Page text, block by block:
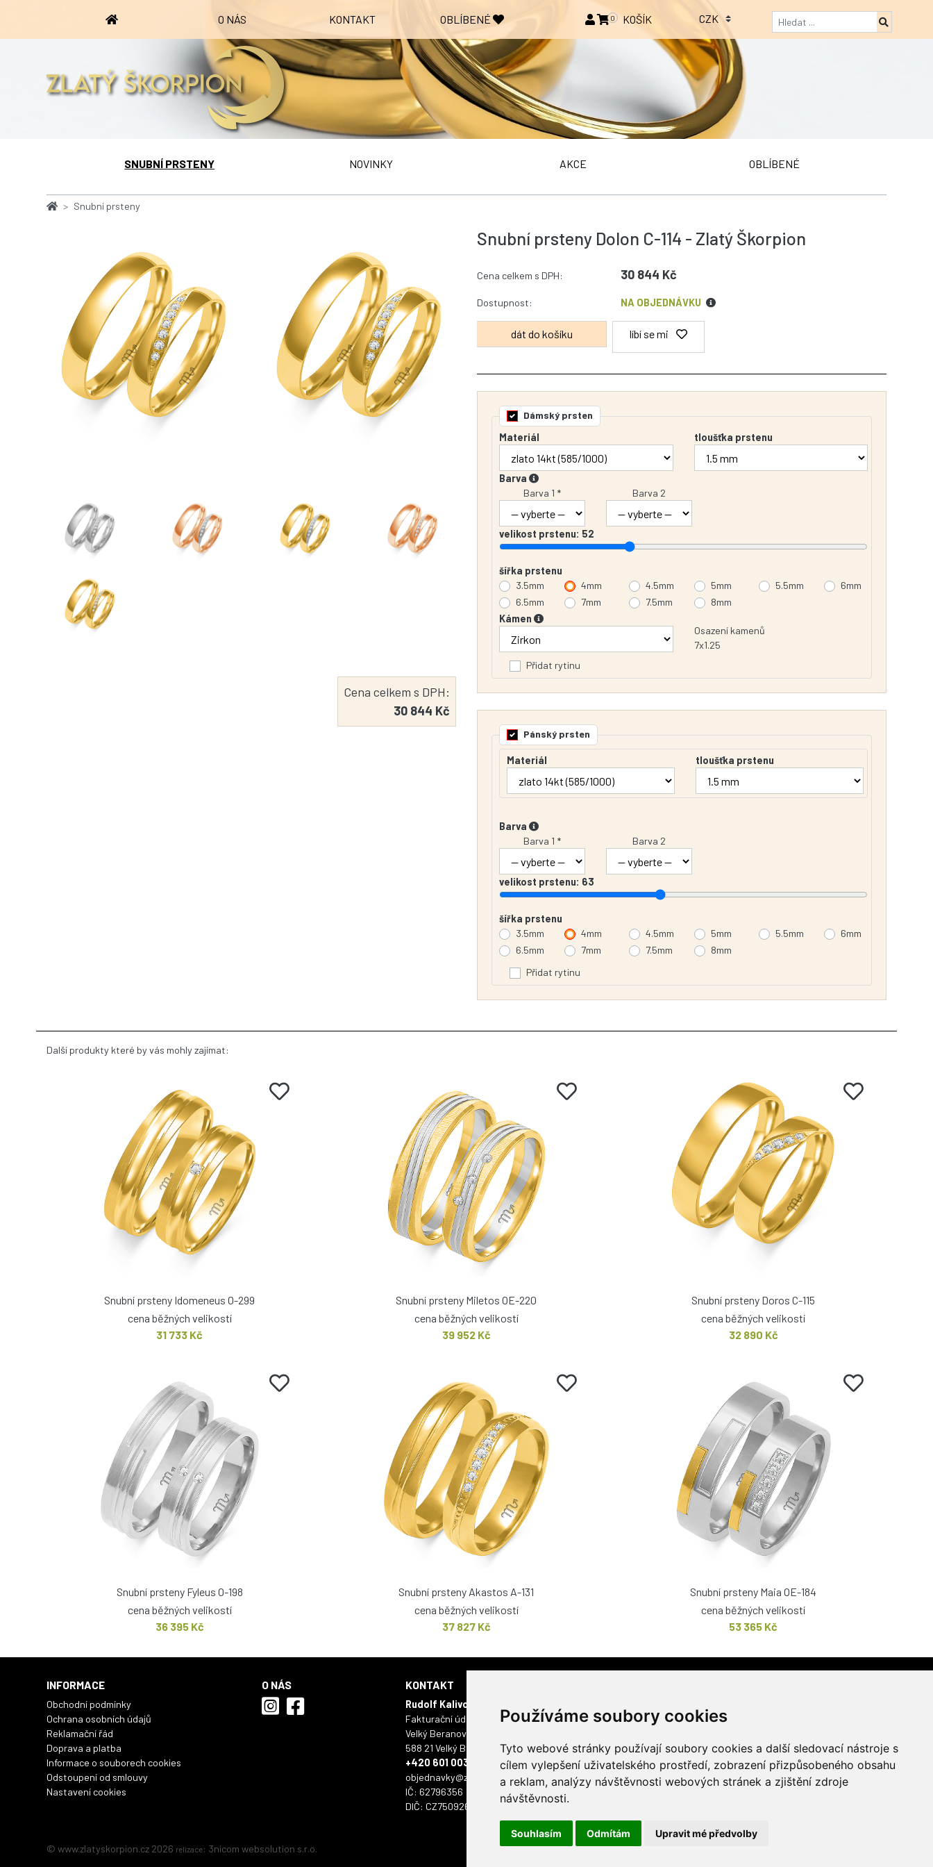
Používáme soubory cookies
Tyto webové stránky používají soubory cookies a další sledovací nástroje s
cílem vylepšení uživatelského prostředí, zobrazení přizpůsobeného obsahu
a reklam, analýzy návštěvnosti webových stránek a zjištění zdroje
návštěvnosti.
Souhlasím Odmítám Upravit mé předvolby
O NÁS KONTAKT OBLÍBENÉ 0 KOŠÍK
SNUBNÍ PRSTENY NOVINKY AKCE OBLÍBENÉ
Snubní prsteny
Cena celkem s DPH:
30 844 Kč
Snubní prsteny Dolon C-114 - Zlatý Škorpion
Cena celkem s DPH: 30 844 Kč
Dostupnost: NA OBJEDNÁVKU
líbí se mi
Dámský prsten
Materiál
tloušťka prstenu
Barva
Barva 1 *
Barva 2
velikost prstenu: 52
šířka prstenu
3.5mm
4mm 4.5mm 5mm 5.5mm
6mm
6.5mm
7mm 7.5mm
8mm
Kámen
Osazení kamenů
7x1.25
Přidat rytinu
Pánský prsten
Materiál tloušťka prstenu
Barva
Barva 1 *
Barva 2
velikost prstenu: 63
šířka prstenu
3.5mm
4mm 4.5mm 5mm 5.5mm
6mm
6.5mm
7mm 7.5mm
8mm
Přidat rytinu
Další produkty které by vás mohly zajímat:
Snubní prsteny Idomeneus O-299
cena běžných velikostí
31 733 Kč
Snubní prsteny Miletos OE-220
cena běžných velikostí
39 952 Kč
Snubní prsteny Doros C-115
cena běžných velikostí
32 890 Kč
Snubní prsteny Fyleus O-198
cena běžných velikostí
36 395 Kč
Snubní prsteny Akastos A-131
cena běžných velikostí
37 827 Kč
Snubní prsteny Maia OE-184
cena běžných velikostí
53 365 Kč
INFORMACE
Obchodní podmínky
Ochrana osobních údajů
Reklamační řád
Doprava a platba
Informace o souborech cookies
Odstoupení od smlouvy
Nastavení cookies
O NÁS KONTAKT
Rudolf Kalivoda - ONYX
Fakturační údaje:
Velký Beranov 403
588 21 Velký Beranov
+420 601 003 112
objednavky@zlatyskorpion.cz
IČ: 62796356
DIČ: CZ7509261518
586 01 Jihlava
© www.zlatyskorpion.cz 2026 relizace: 3nicom websolution s.r.o.